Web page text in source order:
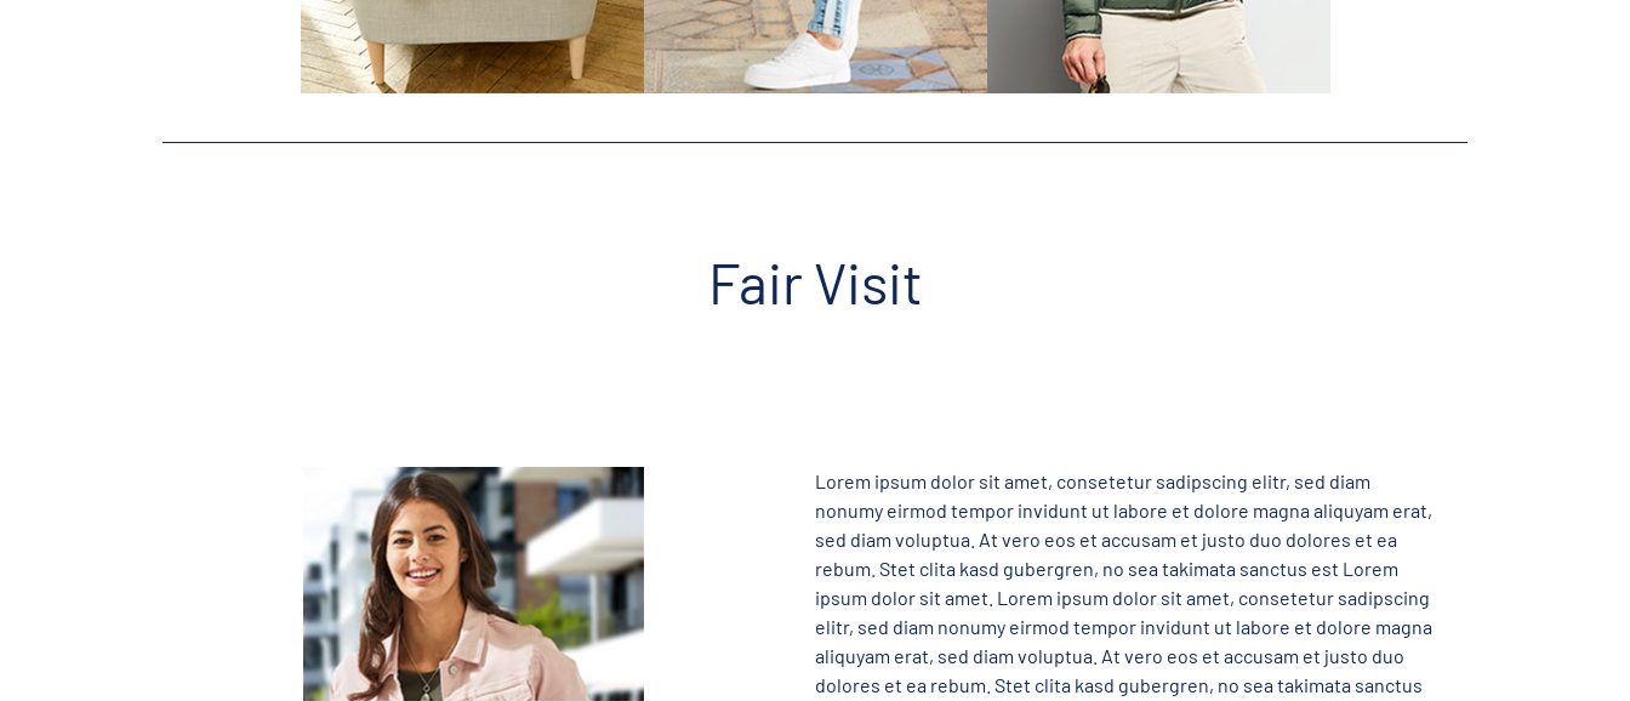
Fair Visit
Lorem ipsum dolor sit amet, consetetur sadipscing elitr, sed diam
nonumy eirmod tempor invidunt ut labore et dolore magna aliquyam erat,
sed diam voluptua. At vero eos et accusam et justo duo dolores et ea
rebum. Stet clita kasd gubergren, no sea takimata sanctus est Lorem
ipsum dolor sit amet. Lorem ipsum dolor sit amet, consetetur sadipscing
elitr, sed diam nonumy eirmod tempor invidunt ut labore et dolore magna
aliquyam erat, sed diam voluptua. At vero eos et accusam et justo duo
dolores et ea rebum. Stet clita kasd gubergren, no sea takimata sanctus